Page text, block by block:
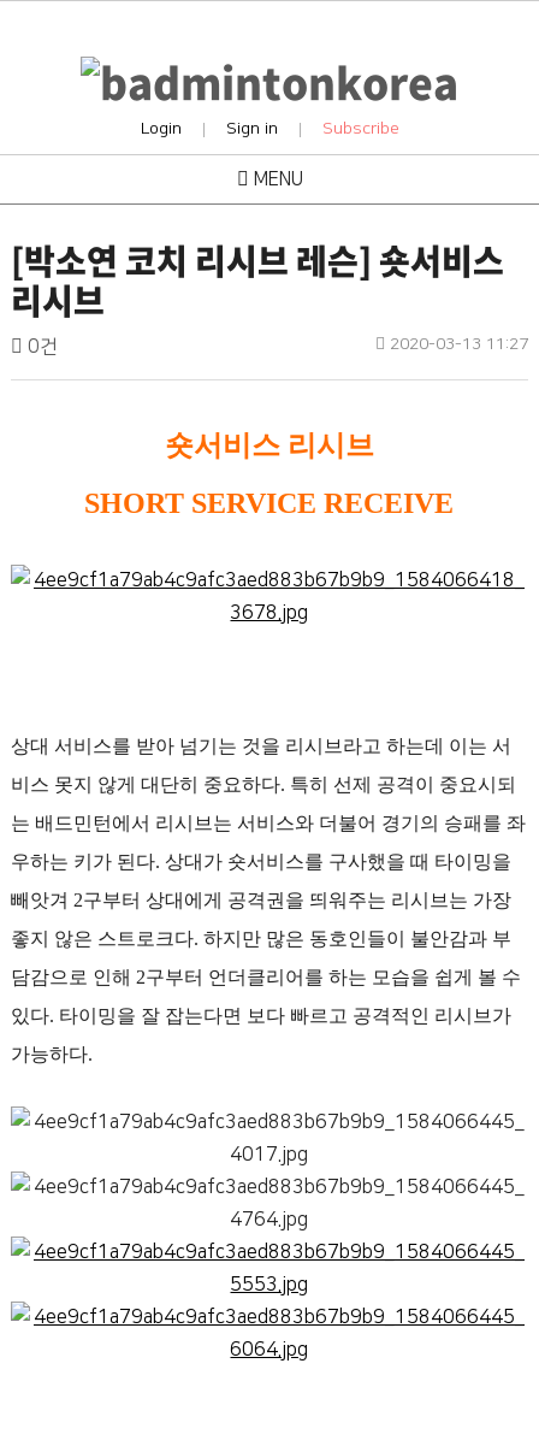
Login | Sign in | Subscribe
MENU
people
[박소연 코치 리시브 레슨] 숏서비스
리시브
작
성
배
드
댓
글
0건
작 2020-03-13 11:27
숏서비스 리시브
SHORT SERVICE RECEIVE
상대 서비스를 받아 넘기는 것을 리시브라고 하는데 이는 서
비스 못지 않게 대단히 중요하다. 특히 선제 공격이 중요시되
는 배드민턴에서 리시브는 서비스와 더불어 경기의 승패를 좌
우하는 키가 된다. 상대가 숏서비스를 구사했을 때 타이밍을
빼앗겨 2구부터 상대에게 공격권을 띄워주는 리시브는 가장
좋지 않은 스트로크다. 하지만 많은 동호인들이 불안감과 부
담감으로 인해 2구부터 언더클리어를 하는 모습을 쉽게 볼 수
있다. 타이밍을 잘 잡는다면 보다 빠르고 공격적인 리시브가
가능하다.